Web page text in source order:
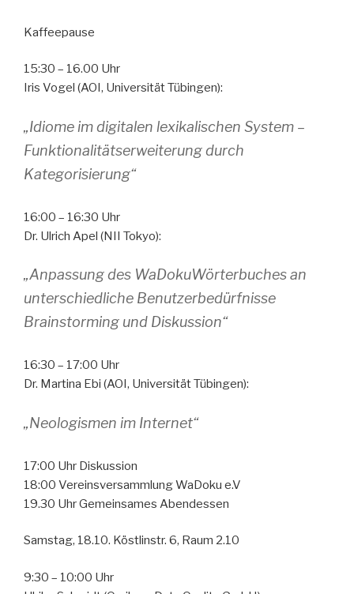
Kaffeepause
15:30 – 16.00 Uhr
Iris Vogel (AOI, Universität Tübingen):
„Idiome im digitalen lexikalischen System –
Funktionalitätserweiterung durch
Kategorisierung“
16:00 – 16:30 Uhr
Dr. Ulrich Apel (NII Tokyo):
„Anpassung des WaDokuWörterbuches an
unterschiedliche Benutzerbedürfnisse
Brainstorming und Diskussion“
16:30 – 17:00 Uhr
Dr. Martina Ebi (AOI, Universität Tübingen):
„Neologismen im Internet“
17:00 Uhr Diskussion
18:00 Vereinsversammlung WaDoku e.V
19.30 Uhr Gemeinsames Abendessen
Samstag, 18.10. Köstlinstr. 6, Raum 2.10
9:30 – 10:00 Uhr